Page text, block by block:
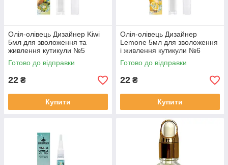
Олія-олівець Дизайнер Kiwi
5мл для зволоження та
живлення кутикули №5
Готово до відправки
22 ₴
Купити
Олія-олівець Дизайнер
Lemone 5мл для зволоження
і живлення кутикули №6
Готово до відправки
22 ₴
Купити